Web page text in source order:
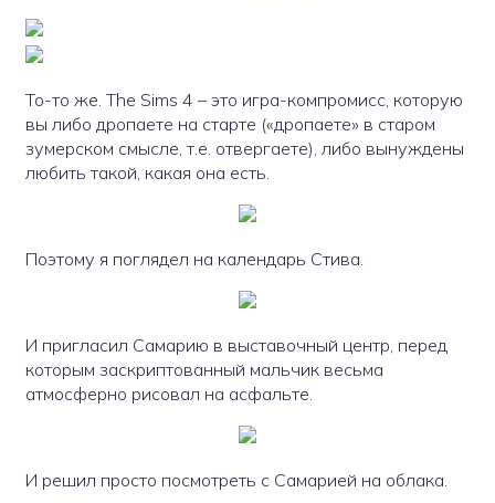
То-то же. The Sims 4 – это игра-компромисс, которую
вы либо дропаете на старте («дропаете» в старом
зумерском смысле, т.е. отвергаете), либо вынуждены
любить такой, какая она есть.
Поэтому я поглядел на календарь Стива.
И пригласил Самарию в выставочный центр, перед
которым заскриптованный мальчик весьма
атмосферно рисовал на асфальте.
И решил просто посмотреть с Самарией на облака.